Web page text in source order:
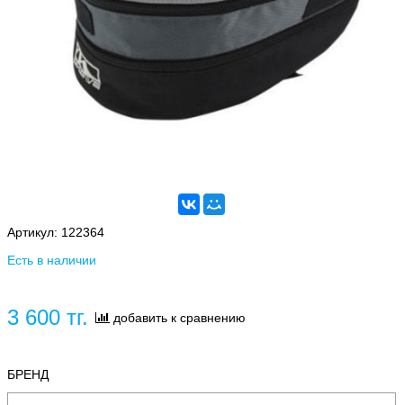
Артикул: 122364
Есть в наличии
3 600 тг. добавить к сравнению
БРЕНД